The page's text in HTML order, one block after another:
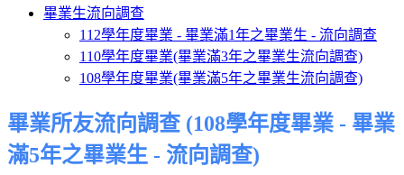
畢業生流向調查
112學年度畢業 - 畢業滿1年之畢業生 - 流向調查
110學年度畢業(畢業滿3年之畢業生流向調查)
108學年度畢業(畢業滿5年之畢業生流向調查)
畢業所友流向調查 (108學年度畢業 - 畢業
滿5年之畢業生 - 流向調查)